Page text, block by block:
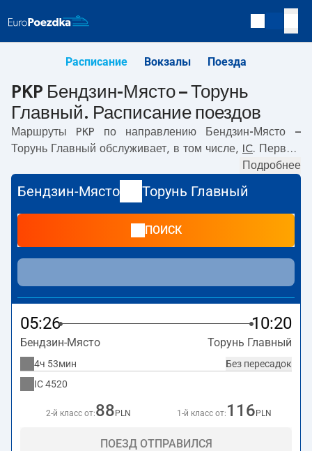
Расписание Вокзалы Поезда
PKP Бендзин-Място – Торунь
Главный. Расписание поездов
Маршруты PKP по направлению
Бендзин-Място –
Торунь Главный обслуживает, в том числе, IC. Первый
с вокзала PKP
отправляется в 13:52. Самое быстрое путешествие
предлагает прямой поездDOKER. Поездка на нём
. По маршрутуБендзин-Място
Главныйтакже курсируют другие поезда:- предлагают
более низкую цену билета и, как правило, более долгое
время в пути. Поезд заканчивает маршрут на станции
Торунь Главный.
Подробнее
Бендзин-Място Торунь Главный
ПОИСК
05:26 10:20
Бендзин-Място Торунь Главный
Без пересадок
4ч 53мин
IC4520
2-й класс от:88 PLN 1-й класс от: 116 PLN
ПОЕЗД ОТПРАВИЛСЯ